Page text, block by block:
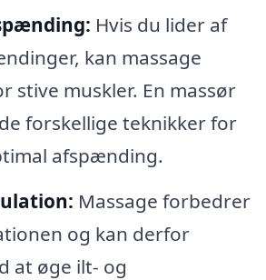
Hvis du lider af
kan massage
stive muskler. En massør
forskellige teknikker for
afspænding.
Massage forbedrer
og kan derfor
at øge ilt- og